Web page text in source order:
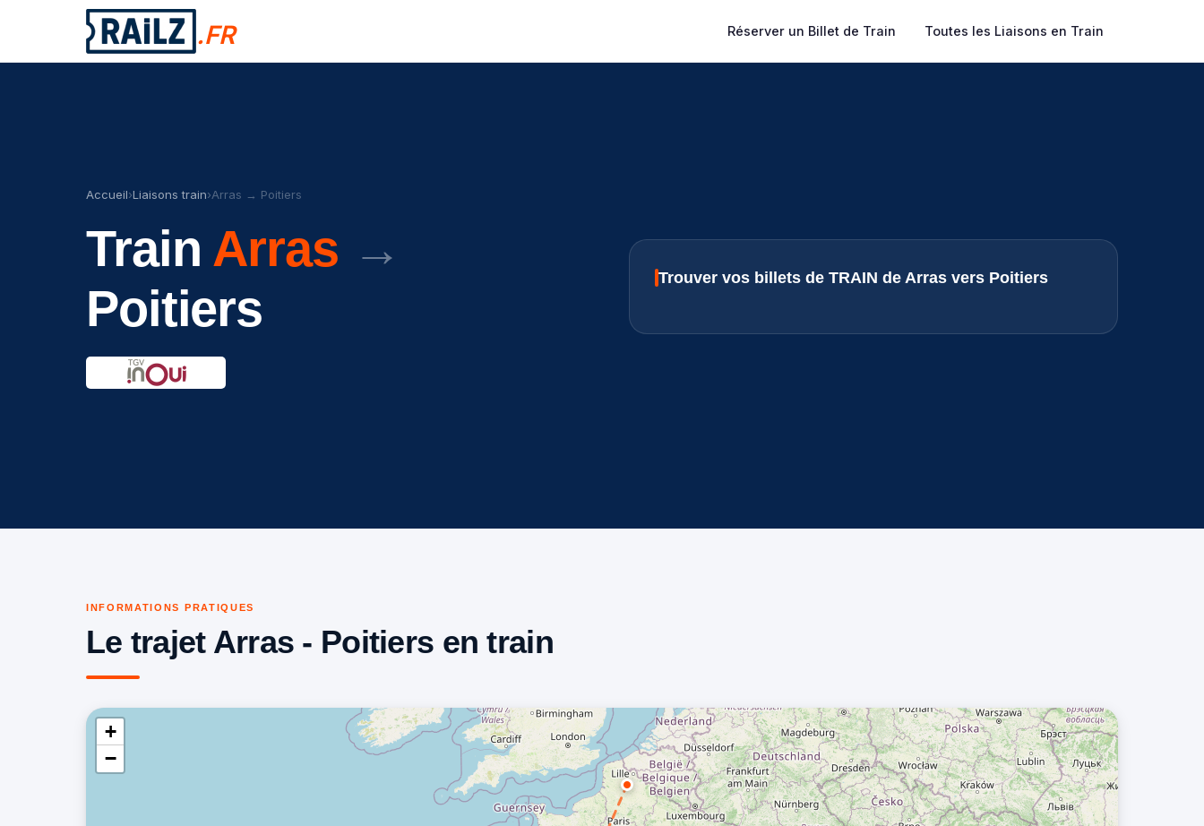
.FR Réserver un Billet de Train Toutes les Liaisons en Train
Accueil›Liaisons train›Arras → Poitiers
Train Arras →
Poitiers
Trouver vos billets de TRAIN de Arras vers Poitiers
INFORMATIONS PRATIQUES
Le trajet Arras - Poitiers en train
+
−